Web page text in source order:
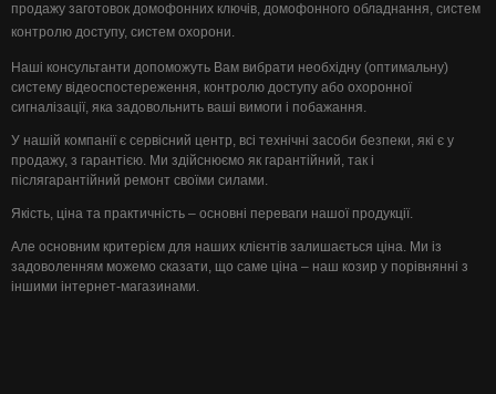
продажу заготовок домофонних ключів, домофонного обладнання, систем
контролю доступу, систем охорони.
Наші консультанти допоможуть Вам вибрати необхідну (оптимальну)
систему відеоспостереження, контролю доступу або охоронної
сигналізації, яка задовольнить ваші вимоги і побажання.
У нашій компанії є сервісний центр, всі технічні засоби безпеки, які є у
продажу, з гарантією. Ми здійснюємо як гарантійний, так і
післягарантійний ремонт своїми силами.
Якість, ціна та практичність – основні переваги нашої продукції.
Але основним критерієм для наших клієнтів залишається ціна. Ми із
задоволенням можемо сказати, що саме ціна – наш козир у порівнянні з
іншими інтернет-магазинами.